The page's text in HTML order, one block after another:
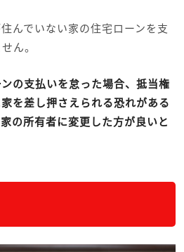
んでいない家の住宅ローンを支
ん。
の支払いを怠った場合、抵当権
を差し押さえられる恐れがある
の所有者に変更した方が良いと